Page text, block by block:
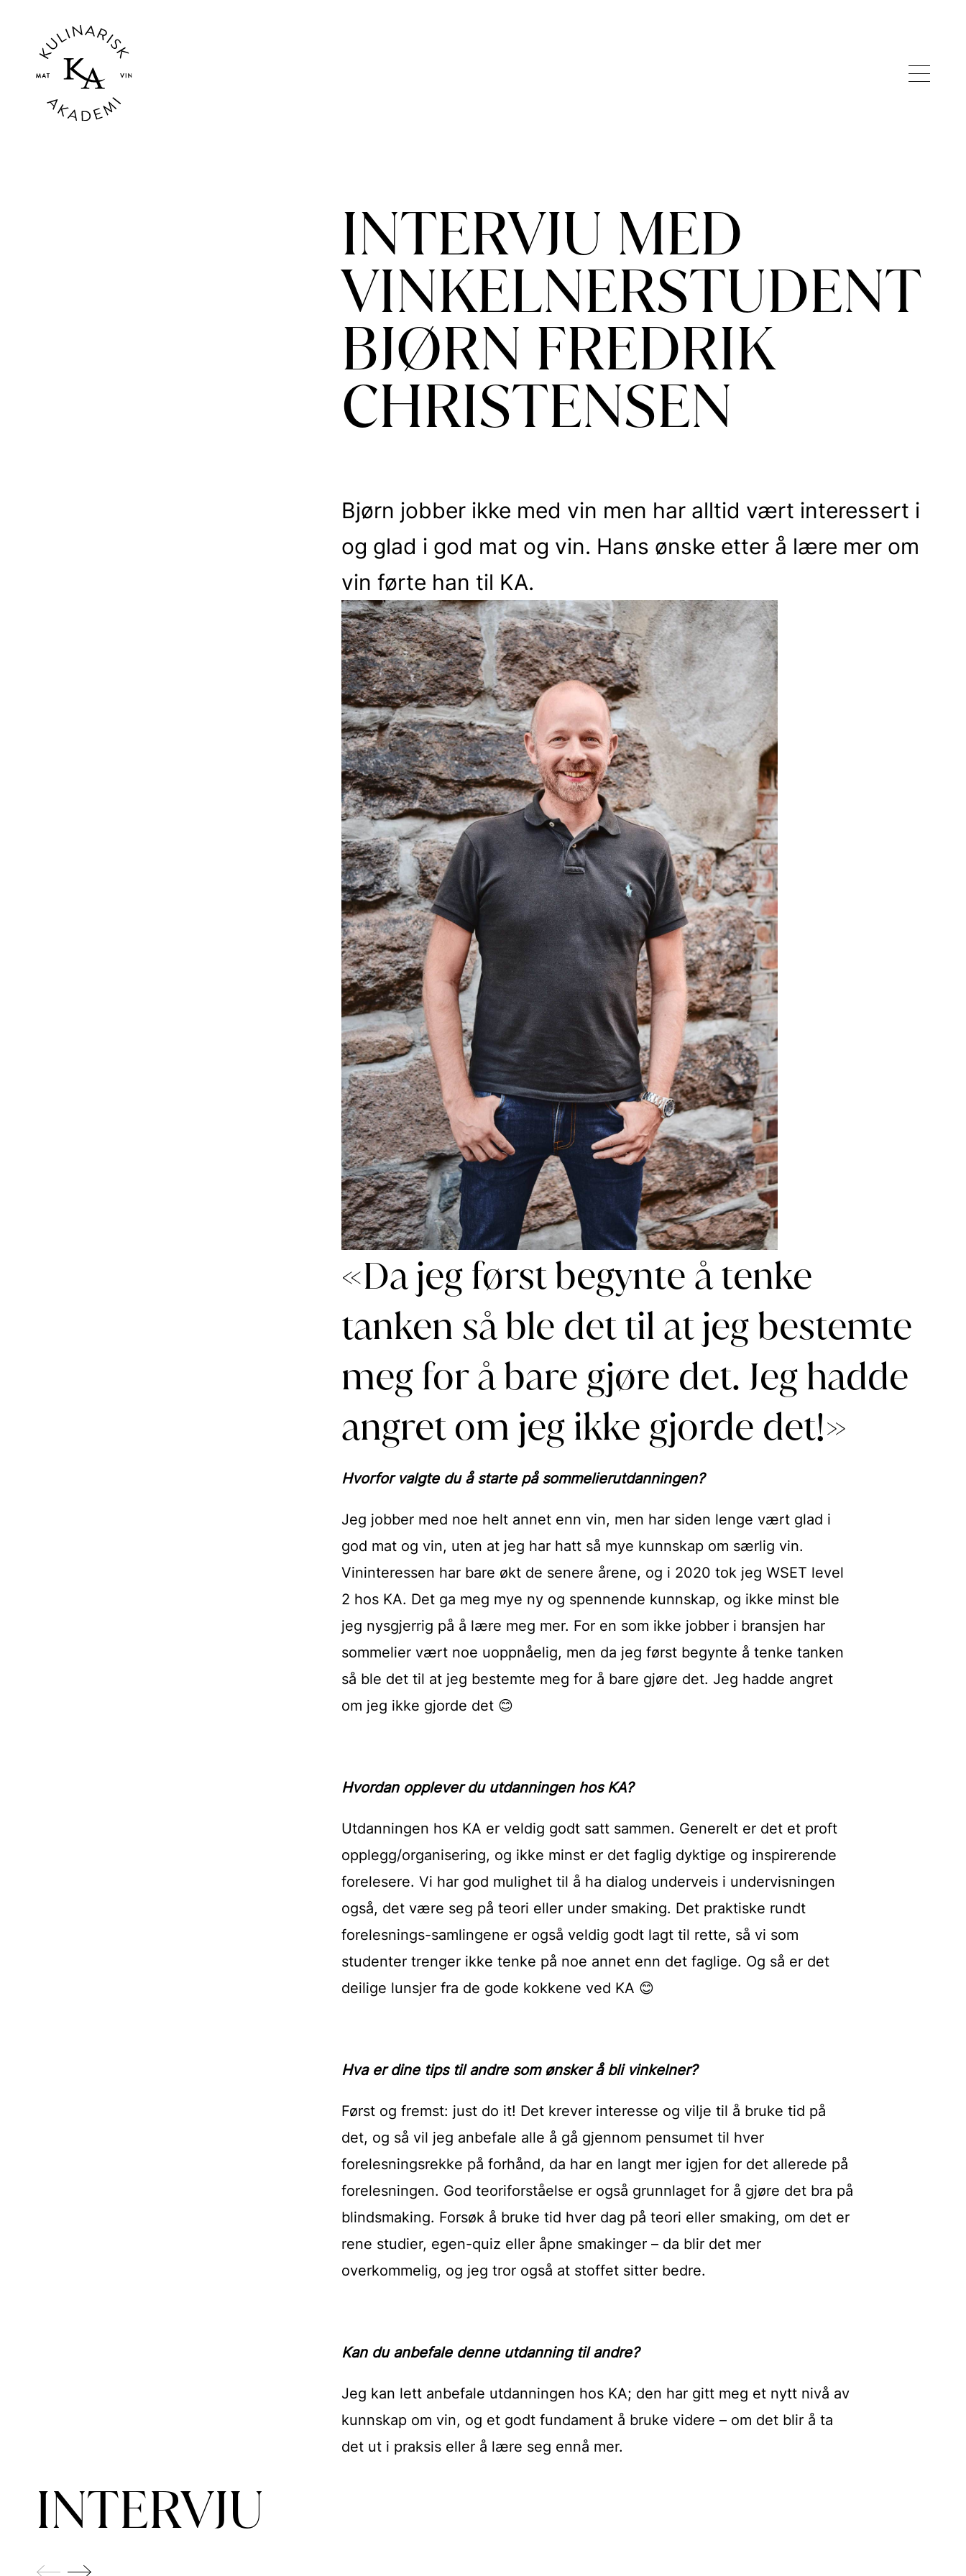
INTERVJU MED
VINKELNERSTUDENT
BJØRN FREDRIK
CHRISTENSEN
Bjørn jobber ikke med vin men har alltid vært interessert i
og glad i god mat og vin. Hans ønske etter å lære mer om
vin førte han til KA.
«Da jeg først begynte å tenke
tanken så ble det til at jeg bestemte
meg for å bare gjøre det. Jeg hadde
angret om jeg ikke gjorde det!»
Hvorfor valgte du å starte på sommelierutdanningen?
Jeg jobber med noe helt annet enn vin, men har siden lenge vært glad i
god mat og vin, uten at jeg har hatt så mye kunnskap om særlig vin.
Vininteressen har bare økt de senere årene, og i 2020 tok jeg WSET level
2 hos KA. Det ga meg mye ny og spennende kunnskap, og ikke minst ble
jeg nysgjerrig på å lære meg mer. For en som ikke jobber i bransjen har
sommelier vært noe uoppnåelig, men da jeg først begynte å tenke tanken
så ble det til at jeg bestemte meg for å bare gjøre det. Jeg hadde angret
om jeg ikke gjorde det 😊
Hvordan opplever du utdanningen hos KA?
Utdanningen hos KA er veldig godt satt sammen. Generelt er det et proft
opplegg/organisering, og ikke minst er det faglig dyktige og inspirerende
forelesere. Vi har god mulighet til å ha dialog underveis i undervisningen
også, det være seg på teori eller under smaking. Det praktiske rundt
forelesnings-samlingene er også veldig godt lagt til rette, så vi som
studenter trenger ikke tenke på noe annet enn det faglige. Og så er det
deilige lunsjer fra de gode kokkene ved KA 😊
Hva er dine tips til andre som ønsker å bli vinkelner?
Først og fremst: just do it! Det krever interesse og vilje til å bruke tid på
det, og så vil jeg anbefale alle å gå gjennom pensumet til hver
forelesningsrekke på forhånd, da har en langt mer igjen for det allerede på
forelesningen. God teoriforståelse er også grunnlaget for å gjøre det bra på
blindsmaking. Forsøk å bruke tid hver dag på teori eller smaking, om det er
rene studier, egen-quiz eller åpne smakinger – da blir det mer
overkommelig, og jeg tror også at stoffet sitter bedre.
Kan du anbefale denne utdanning til andre?
Jeg kan lett anbefale utdanningen hos KA; den har gitt meg et nytt nivå av
kunnskap om vin, og et godt fundament å bruke videre – om det blir å ta
det ut i praksis eller å lære seg ennå mer.
INTERVJU